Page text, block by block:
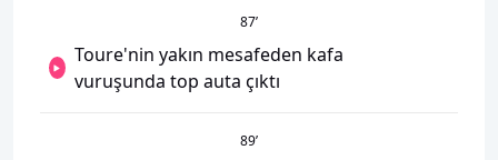
87’
Toure'nin yakın mesafeden kafa
vuruşunda top auta çıktı
89’